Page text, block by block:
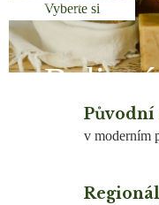
r
o
Vyberte si
v moderním